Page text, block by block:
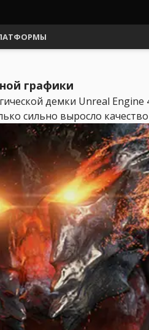
графики
демки Unreal
сильно выросло